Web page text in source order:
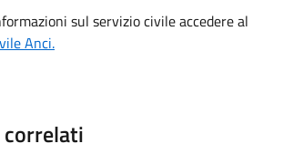
sul servizio civile accedere al
Anci.